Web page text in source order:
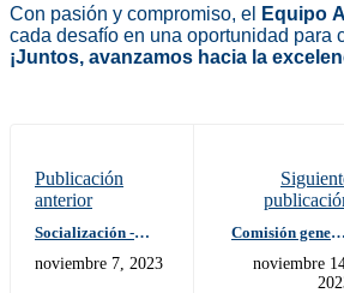
Con pasión y compromiso, el Equipo
cada desafío en una oportunidad para
¡Juntos, avanzamos hacia la
Publicación
anterior
Socialización -
Responsable
noviembre 7, 2023
Comisión general
noviembre